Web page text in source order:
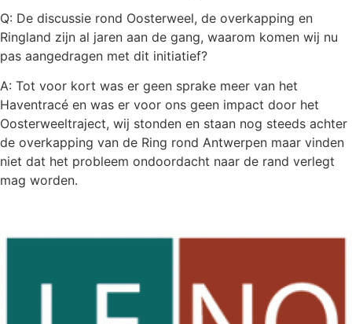
Q: De discussie rond Oosterweel, de overkapping en
Ringland zijn al jaren aan de gang, waarom komen wij nu
pas aangedragen met dit initiatief?
A: Tot voor kort was er geen sprake meer van het
Haventracé en was er voor ons geen impact door het
Oosterweeltraject, wij stonden en staan nog steeds achter
de overkapping van de Ring rond Antwerpen maar vinden
niet dat het probleem ondoordacht naar de rand verlegt
mag worden.